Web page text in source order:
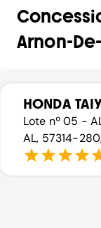
Arnon-
HONDA
Lote nº 05 -
AL, 57314-